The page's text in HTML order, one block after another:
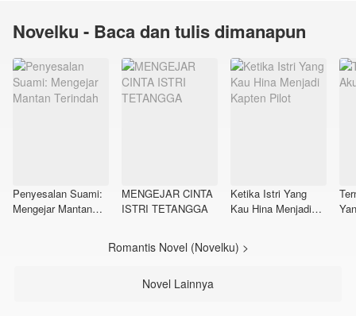
Novelku - Baca dan tulis dimanapun
Penyesalan Suami:
Mengejar Mantan
MENGEJAR CINTA
ISTRI TETANGGA
Ketika Istri Yang
Kau Hina Menjadi
Romantis Novel (Novelku) >
Novel Lainnya